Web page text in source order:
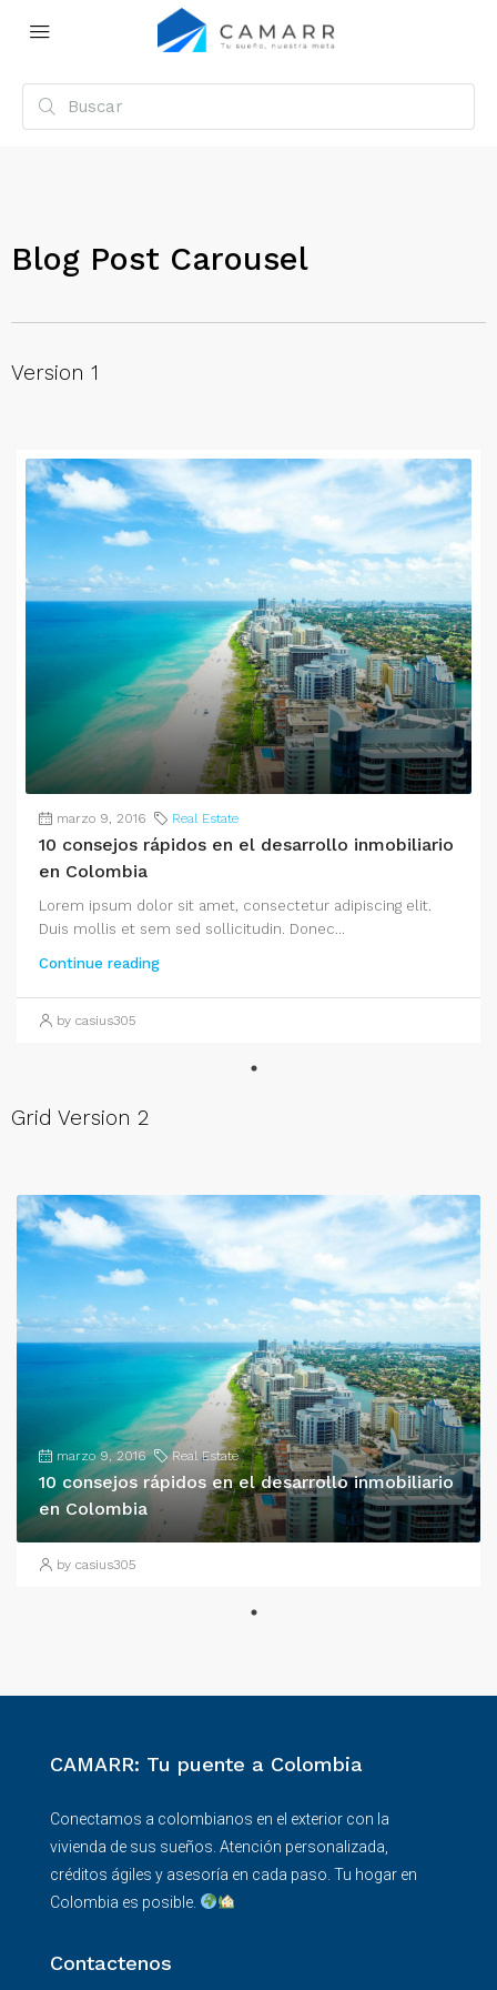
Blog Post Carousel
Version 1
marzo 9, 2016 Real Estate
10 consejos rápidos en el desarrollo inmobiliario
en Colombia
Lorem ipsum dolor sit amet, consectetur adipiscing elit.
Duis mollis et sem sed sollicitudin. Donec...
Continue reading
by casius305
Grid Version 2
marzo 9, 2016 Real Estate
10 consejos rápidos en el desarrollo inmobiliario
en Colombia
by casius305
CAMARR: Tu puente a Colombia
Conectamos a colombianos en el exterior con la
vivienda de sus sueños. Atención personalizada,
créditos ágiles y asesoría en cada paso. Tu hogar en
Colombia es posible.
Contactenos